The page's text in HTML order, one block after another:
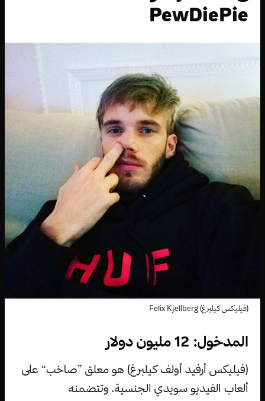
PewDiePie
(فيليكس كيلبرغ) Felix Kjellberg
المدخول: 12 مليون دولار
(فيليكس أرفيد أولف كيلبرغ) هو معلق ”صاخب“ على
ألعاب الفيديو سويدي الجنسية، وتتضمنه